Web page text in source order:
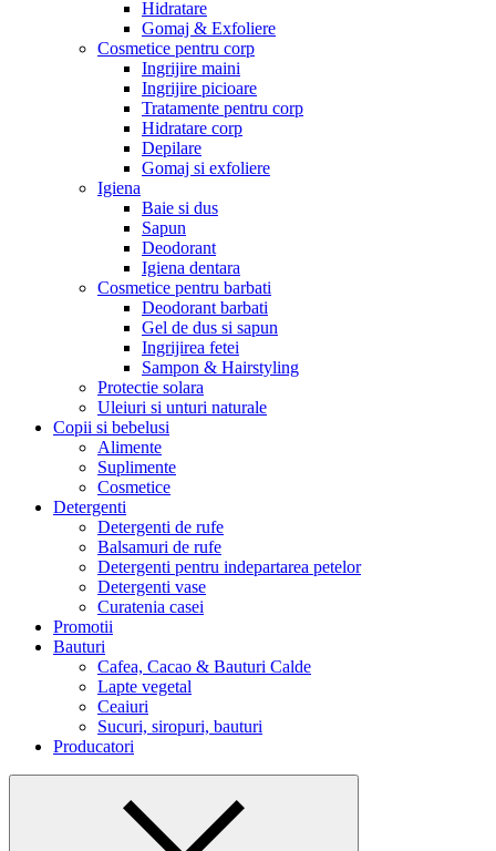
Hidratare
Gomaj & Exfoliere
Cosmetice pentru corp
Ingrijire maini
Ingrijire picioare
Tratamente pentru corp
Hidratare corp
Depilare
Gomaj si exfoliere
Igiena
Baie si dus
Sapun
Deodorant
Igiena dentara
Cosmetice pentru barbati
Deodorant barbati
Gel de dus si sapun
Ingrijirea fetei
Sampon & Hairstyling
Protectie solara
Uleiuri si unturi naturale
Copii si bebelusi
Alimente
Suplimente
Cosmetice
Detergenti
Detergenti de rufe
Balsamuri de rufe
Detergenti pentru indepartarea petelor
Detergenti vase
Curatenia casei
Promotii
Bauturi
Cafea, Cacao & Bauturi Calde
Lapte vegetal
Ceaiuri
Sucuri, siropuri, bauturi
Producatori